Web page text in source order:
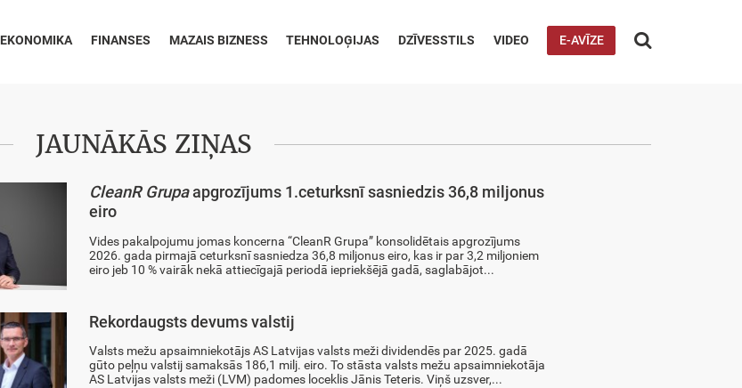
EKONOMIKA FINANSES MAZAIS BIZNESS TEHNOLOĢIJAS DZĪVESSTILS VIDEO E-AVĪZE 
JAUNĀKĀS ZIŅAS
CleanR Grupaapgrozījums 1.ceturksnī sasniedzis 36,8 miljonus
eiro
Vides pakalpojumu jomas koncerna “CleanR Grupa” konsolidētais apgrozījums
2026. gada pirmajā ceturksnī sasniedza 36,8 miljonus eiro, kas ir par 3,2 miljoniem
eiro jeb 10 % vairāk nekā attiecīgajā periodā iepriekšējā gadā, saglabājot...
Rekordaugsts devums valstij
Valsts mežu apsaimniekotājs AS Latvijas valsts meži dividendēs par 2025. gadā
gūto peļņu valstij samaksās 186,1 milj. eiro. To stāsta valsts mežu apsaimniekotāja
AS Latvijas valsts meži (LVM) padomes loceklis Jānis Teteris. Viņš uzsver,...